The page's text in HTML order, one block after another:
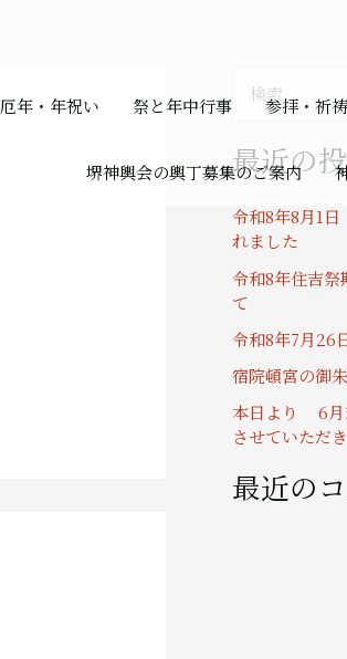
厄年・年祝い 祭と年中行事 参拝・祈
堺神輿会の輿丁募集のご案内
検
対
:
最近の
令和8年8月1
れました
令和8年住吉祭
て
令和8年7月26
宿院頓宮の御朱
本日より 6月
させていただき
最近の